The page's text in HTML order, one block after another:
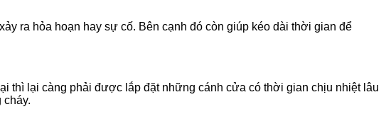
ra hỏa hoạn hay sự cố. Bên cạnh đó còn giúp kéo dài thời gian để
lại càng phải được lắp đặt những cánh cửa có thời gian chịu nhiệt lâu
cháy.